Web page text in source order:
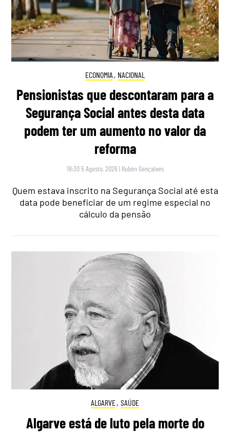
ECONOMIA , NACIONAL
Pensionistas que descontaram para a
Segurança Social antes desta data
podem ter um aumento no valor da
reforma
18:30 5 Agosto, 2026 | Rubén Gonçalves
Quem estava inscrito na Segurança Social até esta
data pode beneficiar de um regime especial no
cálculo da pensão
ALGARVE, SAÚDE
Algarve está de luto pela morte do